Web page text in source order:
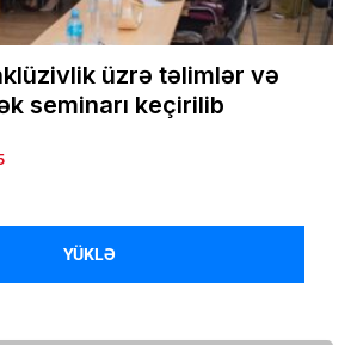
üzrə təlimlər və
seminarı keçirilib
YÜKLƏ